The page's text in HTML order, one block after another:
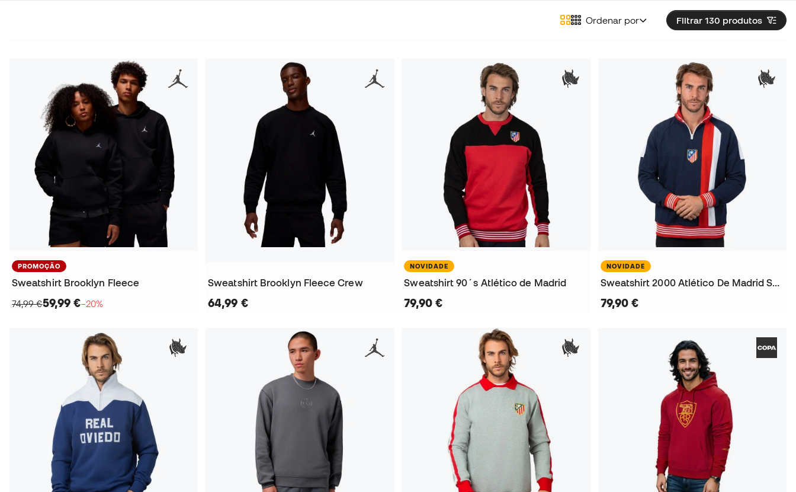
Filtrar 130 produtos
Ordenar por
PROMOÇÃO
Sweatshirt Brooklyn Fleece
74,99 €59,99 €−20%
Sweatshirt Brooklyn Fleece Crew
64,99 €
NOVIDADE
Sweatshirt 90´s Atlético de Madrid
79,90 €
NOVIDADE
Sweatshirt 2000 Atlético De Madrid Sweatshirt Azul
79,90 €